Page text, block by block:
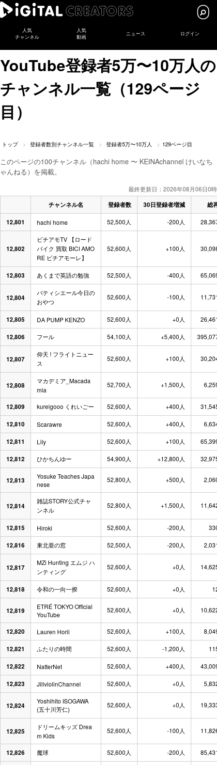
人気
チャンネル
人気
動画
ニュース ログイン
YouTube登録者5万〜10万人の
チャンネル一覧（129ページ
目）
トップ 登録者数別チャンネル一覧 登録者5万〜10万人 129ページ目
このページの100チャンネル（hachi home 〜 KEINAchannel けいなち
ゃんねる）を掲載。
最終更新日：2026年08月06日0時
チャンネル名 登録者数 30日登録者増減
総
12,801
hachi home 52,500人 -200人
12,802
ビチアモTV 【ロード
バイク 買取 BICI AMO
RE ビチアモーレ】
52,600人 +100人
12,803 あくまで英語の勉強 52,500人 -400人
12,804
パティシエール今日の
おやつ
52,600人 -100人
12,805 DA PUMP KENZO 52,600人 +0人
12,806 フール 54,100人 +5,400人
12,807
仰天 ! フライトニュー
ス
52,600人 +100人
12,808
マカデミア_Macada
mia
52,700人 +1,500人
12,809 kureigooo くれいごー 52,600人 +400人
12,810 Scarawre 52,600人 +400人
12,811 Lily 52,600人 +100人
12,812 ひかちんゆー 54,900人 +12,800人
12,813
Yosuke Teaches Japa
nese
52,800人 +500人
12,814
雑誌STORY公式チャ
ンネル
52,800人 +1,500人
12,815 Hiroki 52,600人 -200人
12,816 東北亜の窓 52,500人 -200人
12,817
MZi Hunting エムジ ハ
ンティング
52,600人 +0人
12,818 令和の一向一揆 52,600人 +0人
12,819
ETRÉ TOKYO Official
YouTube
52,600人 +0人
12,820 Lauren Horii 52,600人 +100人
12,821 ふたりの時間 52,600人 -1,200人
12,822 NatterNet 52,600人 +400人
12,823 JillviolinChannel 52,600人 +0人
12,824
Yoshihito ISOGAWA
(五十川芳仁)
52,600人 +0人
12,825
ドリームキッズ Drea
m Kids
52,600人 -100人
12,826 魔球 52,600人 -200人